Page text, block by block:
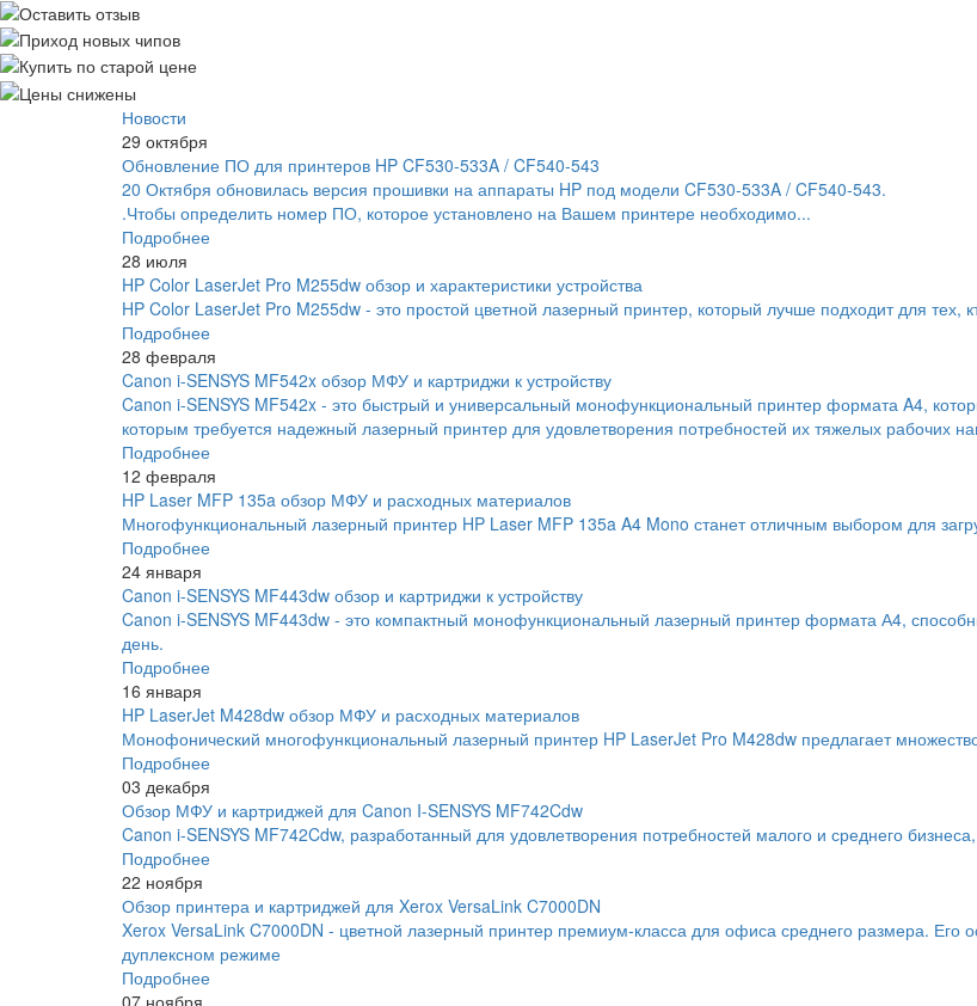
Новости
29 октября
Обновление ПО для принтеров HP CF530-533A / CF540-543
20 Октября обновилась версия прошивки на аппараты HP под модели CF530-533A / CF540-543.
.Чтобы определить номер ПО, которое установлено на Вашем принтере необходимо...
Подробнее
28 июля
HP Color LaserJet Pro M255dw обзор и характеристики устройства
HP Color LaserJet Pro M255dw - это простой цветной лазерный принтер, который лучше подходит для тех,
Подробнее
28 февраля
Canon i-SENSYS MF542x обзор МФУ и картриджи к устройству
Canon i-SENSYS MF542x - это быстрый и универсальный монофункциональный принтер формата A4,
которым требуется надежный лазерный принтер для удовлетворения потребностей их тяжелых рабочих
Подробнее
12 февраля
HP Laser MFP 135a обзор МФУ и расходных материалов
Многофункциональный лазерный принтер HP Laser MFP 135a A4 Mono станет отличным выбором для
Подробнее
24 января
Canon i-SENSYS MF443dw обзор и картриджи к устройству
Canon i-SENSYS MF443dw - это компактный монофункциональный лазерный принтер формата А4,
день.
Подробнее
16 января
HP LaserJet M428dw обзор МФУ и расходных материалов
Монофонический многофункциональный лазерный принтер HP LaserJet Pro M428dw предлагает
Подробнее
03 декабря
Обзор МФУ и картриджей для Canon I-SENSYS MF742Cdw
Canon i-SENSYS MF742Cdw, разработанный для удовлетворения потребностей малого и среднего
Подробнее
22 ноября
Обзор принтера и картриджей для Xerox VersaLink C7000DN
Xerox VersaLink C7000DN - цветной лазерный принтер премиум-класса для офиса среднего размера.
дуплексном режиме
Подробнее
07 ноября